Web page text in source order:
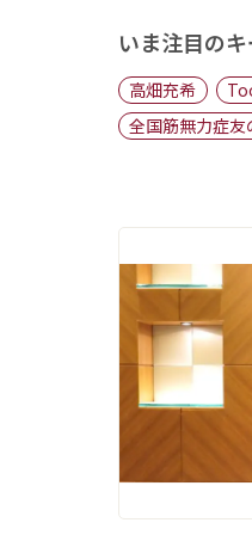
いま注目の
高畑充希
全国筋無力症友